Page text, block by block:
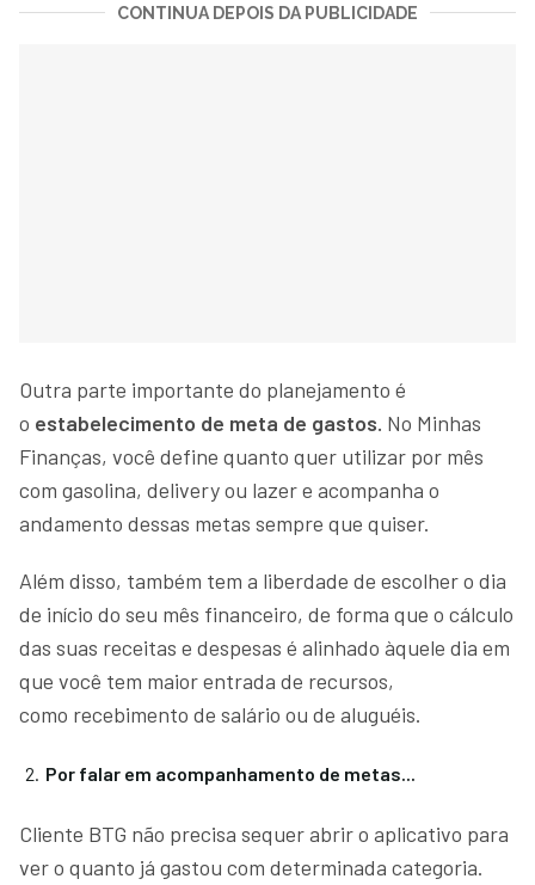
CONTINUA DEPOIS DA PUBLICIDADE
Outra parte importante do planejamento é
o estabelecimento de meta de gastos. No Minhas
Finanças, você define quanto quer utilizar por mês
com gasolina, delivery ou lazer e acompanha o
andamento dessas metas sempre que quiser.
Além disso, também tem a liberdade de escolher o dia
de início do seu mês financeiro, de forma que o cálculo
das suas receitas e despesas é alinhado àquele dia em
que você tem maior entrada de recursos,
como recebimento de salário ou de aluguéis.
Por falar em acompanhamento de metas...
Cliente BTG não precisa sequer abrir o aplicativo para
ver o quanto já gastou com determinada categoria.